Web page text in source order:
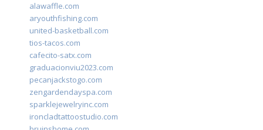
alawaffle.com
aryouthfishing.com
united-basketball.com
tios-tacos.com
cafecito-satx.com
graduacionviu2023.com
pecanjackstogo.com
zengardendayspa.com
sparklejewelryinc.com
ironcladtattoostudio.com